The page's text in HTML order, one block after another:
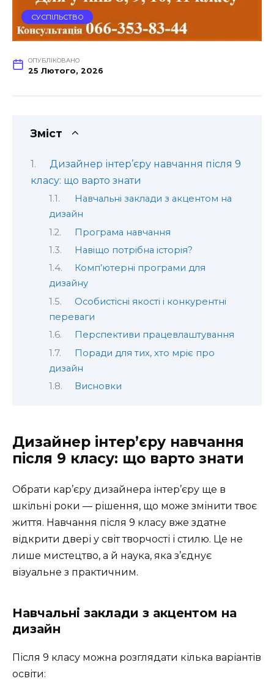
СУСПІЛЬСТВО
ОПУБЛІКОВАНО
25 Лютого, 2026
Зміст
Дизайнер інтер’єру навчання після 9
класу: що варто знати
Навчальні заклади з акцентом на
дизайн
Програма навчання
Навіщо потрібна історія?
Комп’ютерні програми для
дизайну
Особистісні якості і конкурентні
переваги
Перспективи працевлаштування
Поради для тих, хто мріє про
дизайн
Висновки
Дизайнер інтер’єру навчання
після 9 класу: що варто знати
Обрати кар’єру дизайнера інтер’єру ще в
шкільні роки — рішення, що може змінити твоє
життя. Навчання після 9 класу вже здатне
відкрити двері у світ творчості і стилю. Це не
лише мистецтво, а й наука, яка з’єднує
візуальне з практичним.
Навчальні заклади з акцентом на
дизайн
Після 9 класу можна розглядати кілька варіантів
освіти: